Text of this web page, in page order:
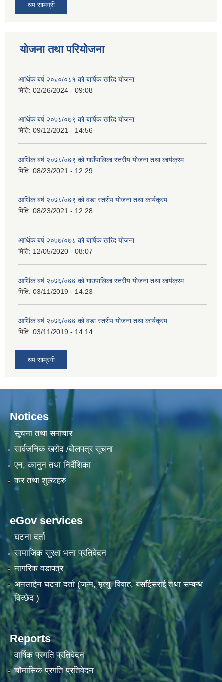
थप सामग्री
योजना तथा परियोजना
आर्थिक बर्ष २०८०/०८१ को बार्षिक खरिद योजना
मिति: 02/26/2024 - 09:08
आर्थिक बर्ष २०७८/०७९ को बार्षिक खरिद योजना
मिति: 09/12/2021 - 14:56
आर्थिक बर्ष २०७८/०७९ को गाउँपालिका स्तरीय योजना तथा कार्यक्रम
मिति: 08/23/2021 - 12:29
आर्थिक बर्ष २०७८/०७९ को वडा स्तरीय योजना तथा कार्यक्रम
मिति: 08/23/2021 - 12:28
आर्थिक बर्ष २०७७/०७८ को बार्षिक खरिद योजना
मिति: 12/05/2020 - 08:07
आर्थिक बर्ष २०७६/०७७ को गाउपालिका स्तरीय योजना तथा कार्यक्रम
मिति: 03/11/2019 - 14:23
आर्थिक बर्ष २०७६/०७७ को वडा स्तरीय योजना तथा कार्यक्रम
मिति: 03/11/2019 - 14:14
थप साम्रगी
Notices
सूचना तथा समाचार
सार्वजनिक खरीद /बोलपत्र सूचना
एन, कानुन तथा निर्देशिका
कर तथा शुल्कहरु
eGov services
घटना दर्ता
सामाजिक सुरक्षा भत्ता प्रतिवेदन
नागरिक वडापत्र
अनलाईन घटना दर्ता (जन्म, मृत्यु, विवाह, बसाँईसराई तथा सम्बन्ध
विच्छेद )
Reports
वार्षिक प्रगति प्रतिवेदन
चौमासिक प्रगति प्रतिवेदन